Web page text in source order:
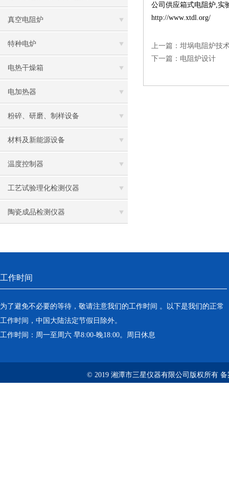
真空电阻炉
特种电炉
电热干燥箱
电加热器
粉碎、研磨、制样设备
材料及新能源设备
温度控制器
工艺试验理化检测仪器
陶瓷成品检测仪器
公司供应箱式电阻炉,实
http://www.xtdl.org/
上一篇： 坩埚电阻炉技
下一篇： 电阻炉设计
工作时间
为了避免不必要的等待，敬请注意我们的工作时间 。以下是我们的正常
工作时间，中国大陆法定节假日除外。
工作时间：周一至周六 早8:00-晚18:00。周日休息
© 2019 湘潭市三星仪器有限公司版权所有 备